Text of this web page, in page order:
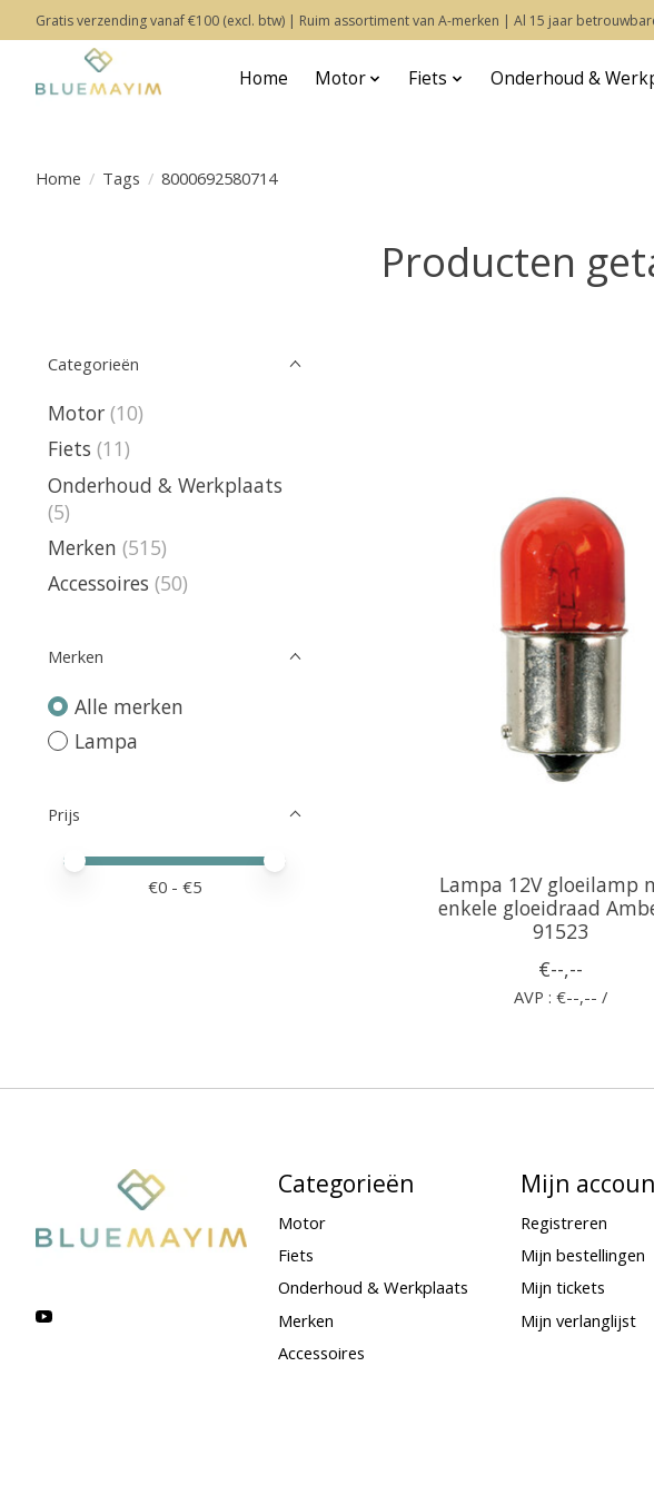
Gratis verzending vanaf €100 (excl. btw) | Ruim assortiment van A-merken | Al 15 jaar
Home Motor Fiets Onderhoud &
Home / Tags / 8000692580714
Producten
Categorieën
Motor (10)
Fiets (11)
Onderhoud & Werkplaats
(5)
Merken (515)
Accessoires (50)
Merken
Alle merken
Lampa
Prijs
Minimale prijswaarde
Price maximum value
€0 - €5
Lampa 12V gloeilamp
enkele gloeidraad
91523
€--,--
AVP : €--,-- /
Categorieën
Motor
Fiets
Onderhoud & Werkplaats
Merken
Accessoires
Mijn
Registreren
Mijn bestellingen
Mijn tickets
Mijn verlanglijst